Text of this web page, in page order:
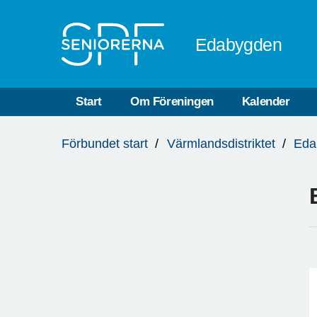
Edabygden
Start Om Föreningen Kalender
är
Förbundet start Värmlandsdistriktet